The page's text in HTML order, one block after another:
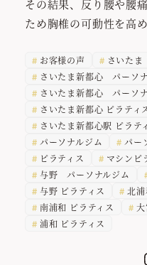
その結果、反り腰や腰
ため胸椎の可動性を高
お客様の声
さいたま
さいたま新都心 パーソ
さいたま新都心 パーソ
さいたま新都心 ピラティ
さいたま新都心駅 ピラテ
パーソナルジム
パー
ピラティス
マシンピ
与野 パーソナルジム
与野 ピラティス
北浦
南浦和 ピラティス
浦和 ピラティス